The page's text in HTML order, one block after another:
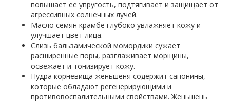
повышает ее упругость, подтягивает и защищает от
агрессивных солнечных лучей.
Масло семян крамбе глубоко увлажняет кожу и
улучшает цвет лица.
Слизь бальзамической момордики сужает
расширенные поры, разглаживает морщины,
освежает и тонизирует кожу.
Пудра корневища женьшеня содержит сапонины,
которые обладают регенерирующими и
противовоспалительными свойствами. Женьшень